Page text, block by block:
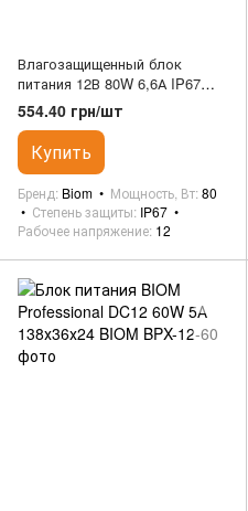
Влагозащищенный блок
питания 12В 80W 6,6А IP67
Professional BIOM
554.40 грн/шт
Купить
Бренд Biom Мощность, Вт 80
Степень защиты IP67
Рабочее напряжение 12